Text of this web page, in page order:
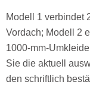
Modell 1 verbindet
Vordach; Modell 2
1000-mm-
Sie die aktuell
den schriftlich